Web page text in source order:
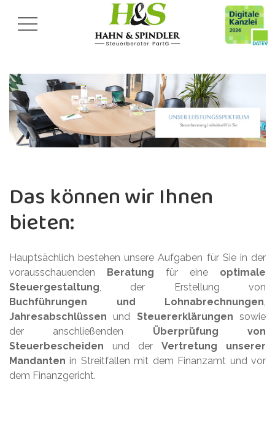
Das können wir Ihnen
bieten:
Hauptsächlich bestehen unsere Aufgaben für Sie in der
vorausschauenden Beratung für eine optimale
Steuergestaltung, der Erstellung von
Buchführungen und Lohnabrechnungen,
Jahresabschlüssen und Steuererklärungen sowie
der anschließenden Überprüfung von
Steuerbescheiden und der Vertretung unserer
Mandanten in Streitfällen mit dem Finanzamt und vor
dem Finanzgericht.